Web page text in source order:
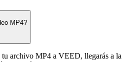
MP4?
tu archivo MP4 a VEED, llegarás a la